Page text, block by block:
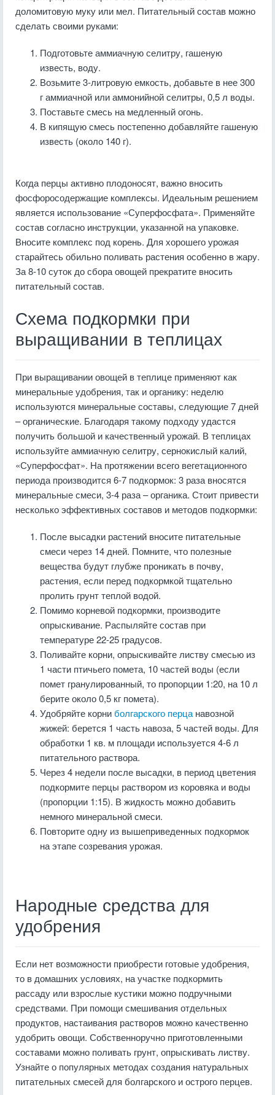
доломитовую муку или мел. Питательный состав можно
сделать своими руками:
Подготовьте аммиачную селитру, гашеную
известь, воду.
Возьмите 3-литровую емкость, добавьте в нее 300
г аммиачной или аммонийной селитры, 0,5 л воды.
Поставьте смесь на медленный огонь.
В кипящую смесь постепенно добавляйте гашеную
известь (около 140 г).
Когда перцы активно плодоносят, важно вносить
фосфоросодержащие комплексы. Идеальным решением
является использование «Суперфосфата». Применяйте
состав согласно инструкции, указанной на упаковке.
Вносите комплекс под корень. Для хорошего урожая
старайтесь обильно поливать растения особенно в жару.
За 8-10 суток до сбора овощей прекратите вносить
питательный состав.
Схема подкормки при
выращивании в теплицах
При выращивании овощей в теплице применяют как
минеральные удобрения, так и органику: неделю
используются минеральные составы, следующие 7 дней
– органические. Благодаря такому подходу удастся
получить большой и качественный урожай. В теплицах
используйте аммиачную селитру, сернокислый калий,
«Суперфосфат». На протяжении всего вегетационного
периода производится 6-7 подкормок: 3 раза вносятся
минеральные смеси, 3-4 раза – органика. Стоит привести
несколько эффективных составов и методов подкормки:
После высадки растений вносите питательные
смеси через 14 дней. Помните, что полезные
вещества будут глубже проникать в почву,
растения, если перед подкормкой тщательно
пролить грунт теплой водой.
Помимо корневой подкормки, производите
опрыскивание. Распыляйте состав при
температуре 22-25 градусов.
Поливайте корни, опрыскивайте листву смесью из
1 части птичьего помета, 10 частей воды (если
помет гранулированный, то пропорции 1:20, на 10 л
берите около 0,5 кг помета).
Удобряйте корниболгарского перца навозной
жижей: берется 1 часть навоза, 5 частей воды. Для
обработки 1 кв. м площади используется 4-6 л
питательного раствора.
Через 4 недели после высадки, в период цветения
подкормите перцы раствором из коровяка и воды
(пропорции 1:15). В жидкость можно добавить
немного минеральной смеси.
Повторите одну из вышеприведенных подкормок
на этапе созревания урожая.
Народные средства для
удобрения
Если нет возможности приобрести готовые удобрения,
то в домашних условиях, на участке подкормить
рассаду или взрослые кустики можно подручными
средствами. При помощи смешивания отдельных
продуктов, настаивания растворов можно качественно
удобрить овощи. Собственноручно приготовленными
составами можно поливать грунт, опрыскивать листву.
Узнайте о популярных методах создания натуральных
питательных смесей для болгарского и острого перцев.